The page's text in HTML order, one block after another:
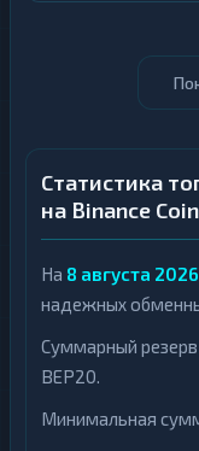
Статистика
на Binance
На 8 августа 2026
надежных
Суммарный
BEP20.
Минимальная